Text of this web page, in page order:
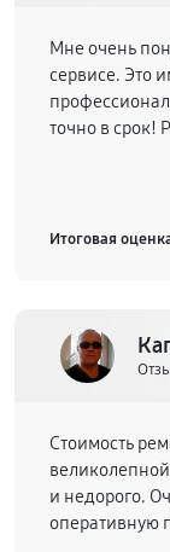
Мне очень
сервисе. Это
точно в срок!
Итоговая
Стоимость
и недорого.
оперативную